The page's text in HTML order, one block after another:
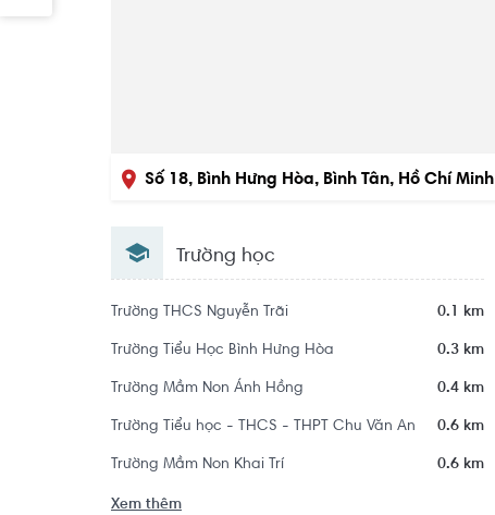
Số 18, Bình Hưng Hòa, Bình Tân, Hồ Chí Minh
Trường học
Trường THCS Nguyễn Trãi 0.1 km
Trường Tiểu Học Bình Hưng Hòa 0.3 km
Trường Mầm Non Ánh Hồng 0.4 km
Trường Tiểu học - THCS - THPT Chu Văn An 0.6 km
Trường Mầm Non Khai Trí 0.6 km
Xem thêm